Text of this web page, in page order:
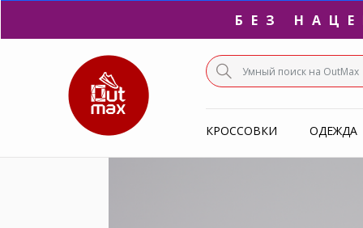
БЕЗ
КРОССОВКИ ОДЕЖДА